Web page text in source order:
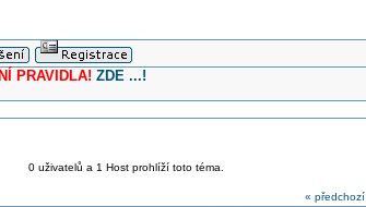
PRAVIDLA! ZDE ...!
0 uživatelů a 1 Host prohlíží toto téma.
« předchozí